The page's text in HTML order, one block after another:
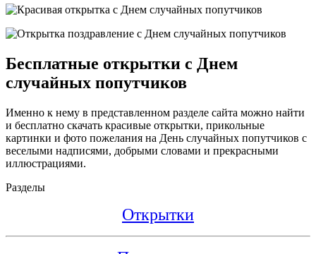
Бесплатные открытки с Днем
случайных попутчиков
Именно к нему в представленном разделе сайта можно найти
и бесплатно скачать красивые открытки, прикольные
картинки и фото пожелания на День случайных попутчиков с
веселыми надписями, добрыми словами и прекрасными
иллюстрациями.
Разделы
Открытки